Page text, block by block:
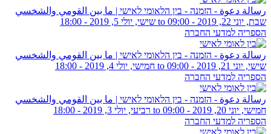
رسالة دعوة - הזמנה - בין הלאומי לאישי | ما بين القومي والشخسي
שבת, יוני 22, 2019 - 09:00
שישי, יולי 5, 2019 - 18:00
הספריה למדעי החברה
رسالة دعوة - הזמנה - בין הלאומי לאישי | ما بين القومي والشخسي
שישי, יוני 21, 2019 - 09:00
חמישי, יולי 4, 2019 - 18:00
הספריה למדעי החברה
رسالة دعوة - הזמנה - בין הלאומי לאישי | ما بين القومي والشخسي
חמישי, יוני 20, 2019 - 09:00
רביעי, יולי 3, 2019 - 18:00
הספריה למדעי החברה